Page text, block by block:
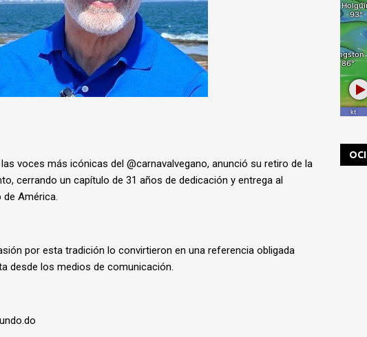
voces más icónicas del @carnavalvegano, anunció su retiro de la
cerrando un capítulo de 31 años de dedicación y entrega al
América.
por esta tradición lo convirtieron en una referencia obligada
desde los medios de comunicación.